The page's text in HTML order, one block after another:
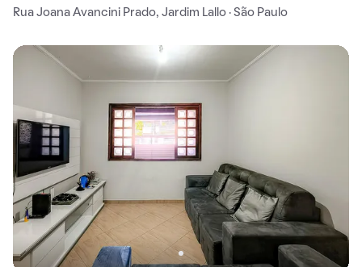
Rua Joana Avancini Prado, Jardim Lallo · São Paulo